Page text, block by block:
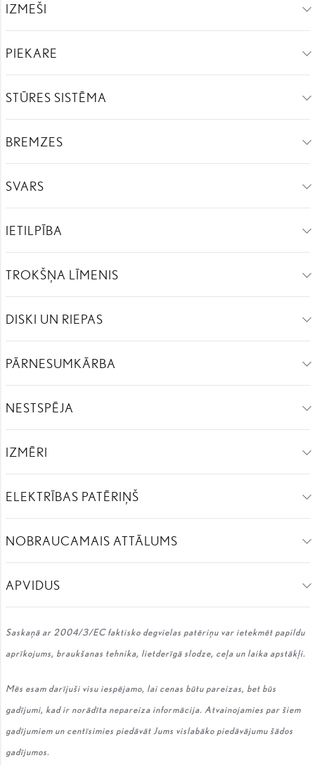
IZMEŠI
PIEKARE
STŪRES SISTĒMA
BREMZES
SVARS
IETILPĪBA
TROKŠŅA LĪMENIS
DISKI UN RIEPAS
PĀRNESUMKĀRBA
NESTSPĒJA
IZMĒRI
ELEKTRĪBAS PATĒRIŅŠ
NOBRAUCAMAIS ATTĀLUMS
APVIDUS
Saskaņā ar 2004/3/EC faktisko degvielas patēriņu var ietekmēt papildu
aprīkojums, braukšanas tehnika, lietderīgā slodze, ceļa un laika apstākļi.
Mēs esam darījuši visu iespējamo, lai cenas būtu pareizas, bet būs
gadījumi, kad ir norādīta nepareiza informācija. Atvainojamies par šiem
gadījumiem un centīsimies piedāvāt Jums vislabāko piedāvājumu šādos
gadījumos.